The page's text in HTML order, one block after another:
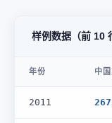
样例数据（前 10
年份 中
2011